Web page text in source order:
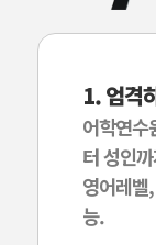
1. 엄격
어학연수
터 성인
영어레벨
능.